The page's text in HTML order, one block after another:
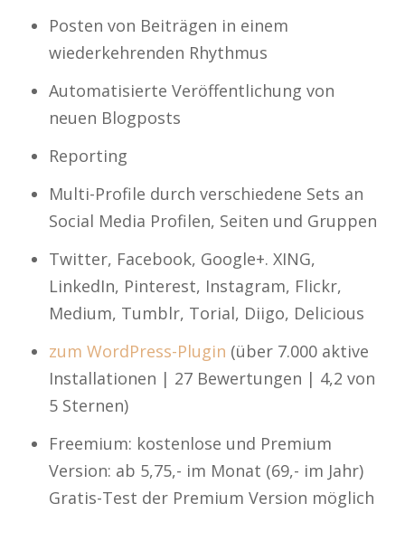
Posten von Beiträgen in einem
wiederkehrenden Rhythmus
Automatisierte Veröffentlichung von
neuen Blogposts
Reporting
Multi-Profile durch verschiedene Sets an
Social Media Profilen, Seiten und Gruppen
Twitter, Facebook, Google+. XING,
LinkedIn, Pinterest, Instagram, Flickr,
Medium, Tumblr, Torial, Diigo, Delicious
zum WordPress-Plugin (über 7.000 aktive
Installationen | 27 Bewertungen | 4,2 von
5 Sternen)
Freemium: kostenlose und Premium
Version: ab 5,75,- im Monat (69,- im Jahr)
Gratis-Test der Premium Version möglich